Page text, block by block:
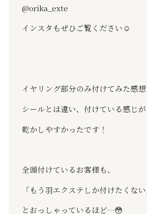
@orika_exte
インスタもぜひご覧ください☺️
イヤリング部分のみ付けてみた感
シールとは違い、付けている感じが
乾かしやすかったです！
全頭付けているお客様も、
「もう羽エクステしか付けたくない
とおっしゃっているほど…😳